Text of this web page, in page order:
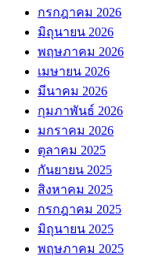
กรกฎาคม 2026
มิถุนายน 2026
พฤษภาคม 2026
เมษายน 2026
มีนาคม 2026
กุมภาพันธ์ 2026
มกราคม 2026
ตุลาคม 2025
กันยายน 2025
สิงหาคม 2025
กรกฎาคม 2025
มิถุนายน 2025
พฤษภาคม 2025